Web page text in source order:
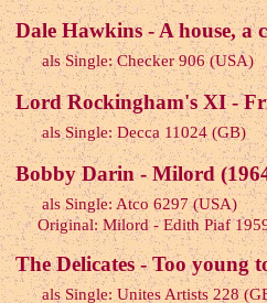
Dale Hawkins - A house, a
als Single: Checker 906 (USA)
Lord Rockingham's XI -
als Single: Decca 11024 (GB)
Bobby Darin - Milord
als Single: Atco 6297 (USA)
Original: Milord - Edith Piaf
The Delicates - Too young
als Single: Unites Artists 228